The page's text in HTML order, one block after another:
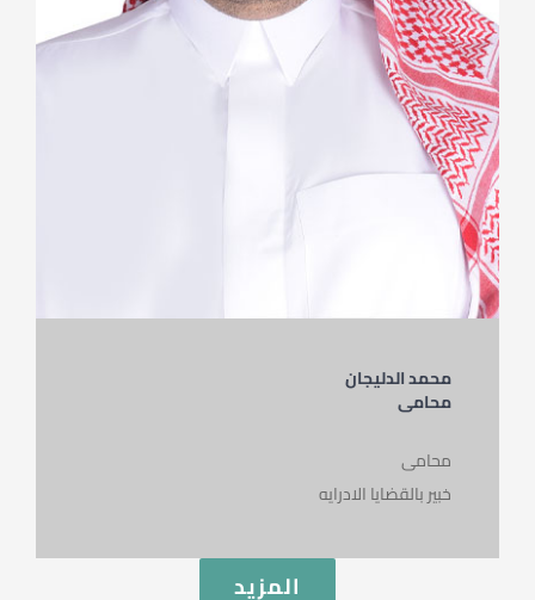
محمد الدليجان
محامى
محامى
خبير بالقضايا الادرايه
المزيد